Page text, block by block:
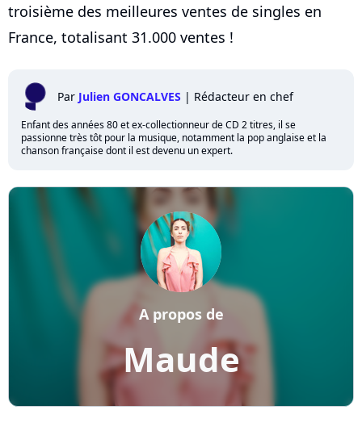
troisième des meilleures ventes de singles en
France, totalisant 31.000 ventes !
Par Julien GONCALVES | Rédacteur en chef
Enfant des années 80 et ex-collectionneur de CD 2 titres, il se
passionne très tôt pour la musique, notamment la pop anglaise et la
chanson française dont il est devenu un expert.
Maude
A propos de